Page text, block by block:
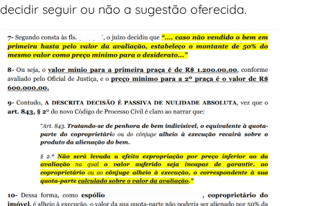
decidir seguir ou não a sugestão oferecida.